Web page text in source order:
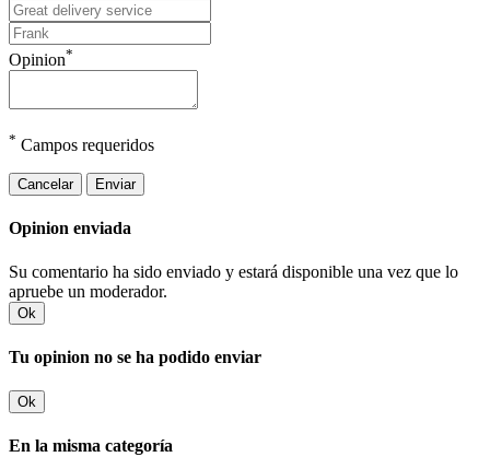
Opinion*
* Campos requeridos
Cancelar Enviar
Opinion enviada
Su comentario ha sido enviado y estará disponible una vez que lo
apruebe un moderador.
Ok
Tu opinion no se ha podido enviar
Ok
En la misma categoría